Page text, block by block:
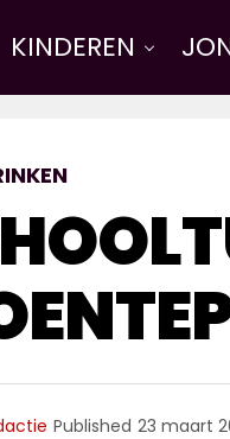
KINDEREN
Published 23 maart